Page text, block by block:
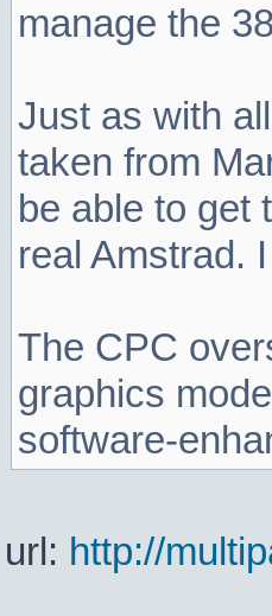
manage the
Just as with
taken from
be able to get
real Amstrad.
The CPC
graphics
software-
url: http://